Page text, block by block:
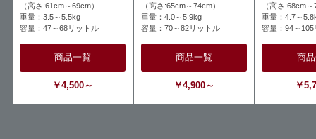
（高さ:61cm～69cm）
重量：3.5～5.5kg
容量：47～68リットル
商品一覧
￥4,500～
（高さ:65cm～74cm）
重量：4.0～5.9kg
容量：70～82リットル
商品一覧
￥4,900～
（高さ:68cm
重量：4.7～
容量：94～
商
￥